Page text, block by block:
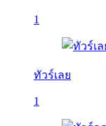
1
ทัวร์เลย
1